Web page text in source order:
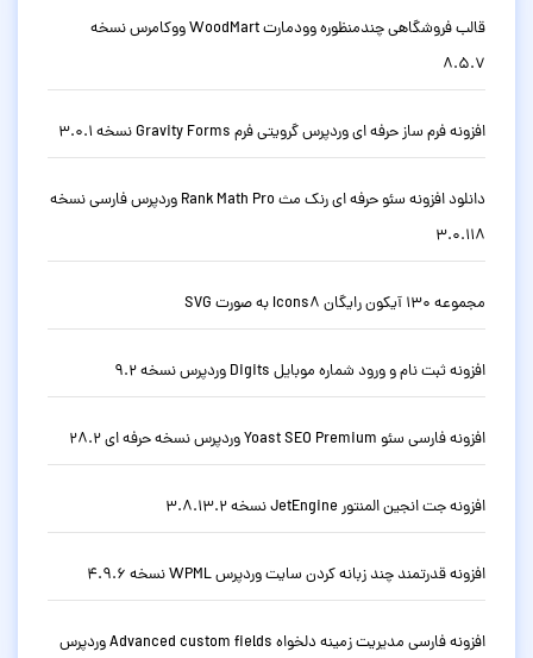
قالب فروشگاهی چندمنظوره وودمارت WoodMart ووکامرس نسخه
8.5.7
افزونه فرم ساز حرفه ای وردپرس گرویتی فرم Gravity Forms نسخه 3.0.1
دانلود افزونه سئو حرفه ای رنک مث Rank Math Pro وردپرس فارسی نسخه
3.0.118
مجموعه 130 آیکون رایگان Icons8 به صورت SVG
افزونه ثبت نام و ورود شماره موبایل Digits وردپرس نسخه 9.2
افزونه فارسی سئو Yoast SEO Premium وردپرس نسخه حرفه ای 28.2
افزونه جت انجین المنتور JetEngine نسخه 3.8.13.2
افزونه قدرتمند چند زبانه کردن سایت وردپرس WPML نسخه 4.9.6
افزونه فارسی مدیریت زمینه دلخواه Advanced custom fields وردپرس